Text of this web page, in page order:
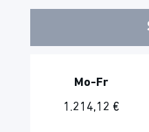
Mo-Fr
1.214,12 €